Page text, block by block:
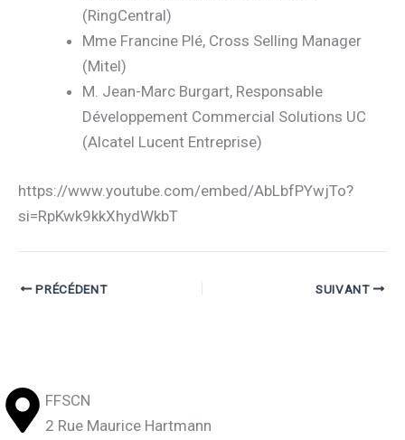
(RingCentral)
Mme Francine Plé, Cross Selling Manager
(Mitel)
M. Jean-Marc Burgart, Responsable
Développement Commercial Solutions UC
(Alcatel Lucent Entreprise)
https://www.youtube.com/embed/AbLbfPYwjTo?
si=RpKwk9kkXhydWkbT
PRÉCÉDENT SUIVANT
FFSCN
2 Rue Maurice Hartmann